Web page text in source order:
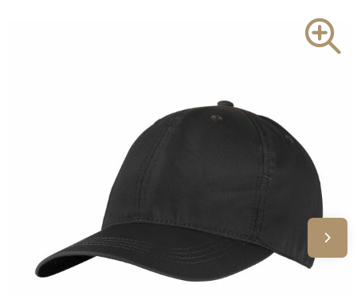
Verjaardagen
Voetbal, EK en WK
Voor de bouw